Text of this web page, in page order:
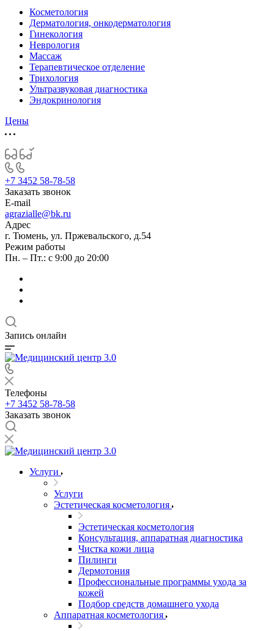
Косметология
Дерматология, онкодерматология
Гинекология
Неврология
Массаж
Терапевтическое отделение
Трихология
Ультразвуковая диагностика
Эндокринология
Цены
+7 3452 58-78-58
Заказать звонок
E-mail
agrazialle@bk.ru
Адрес
г. Тюмень, ул. Пржевальского, д.54
Режим работы
Пн. – Пт.: с 9:00 до 20:00
Запись онлайн
Телефоны
+7 3452 58-78-58
Заказать звонок
Услуги
Услуги
Эстетическая косметология
Эстетическая косметология
Консультация, аппаратная диагностика
Чистка кожи лица
Пилинги
Дермотония
Профессиональные программы ухода за
кожей
Подбор средств домашнего ухода
Аппаратная косметология